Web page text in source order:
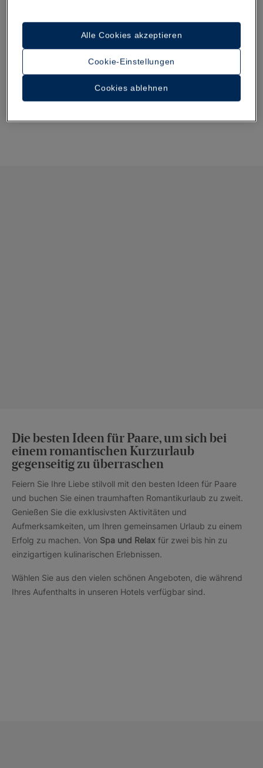
Sie alle Ihre Möglichkeiten und lassen Sie Ihren Traumurlaub
endlich Wirklichkeit werden!
Die besten Ideen für Paare, um sich bei
einem romantischen Kurzurlaub
gegenseitig zu überraschen
Feiern Sie Ihre Liebe stilvoll mit den besten Ideen für Paare
und buchen Sie einen traumhaften Romantikurlaub zu zweit.
Genießen Sie die exklusivsten Aktivitäten und
Aufmerksamkeiten, um Ihren gemeinsamen Urlaub zu einem
Erfolg zu machen. Von Spa und Relax für zwei bis hin zu
einzigartigen kulinarischen Erlebnissen.
Wählen Sie aus den vielen schönen Angeboten, die während
Ihres Aufenthalts in unseren Hotels verfügbar sind.
Cookie-Einstellungen
Cookies ablehnen
Alle Cookies akzeptieren